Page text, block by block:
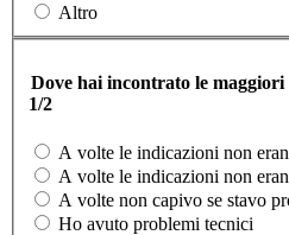
Altro
Dove hai incontrato le
1/2
A volte le indicazioni non
A volte le indicazioni non
A volte non capivo se stavo
Ho avuto problemi tecnici